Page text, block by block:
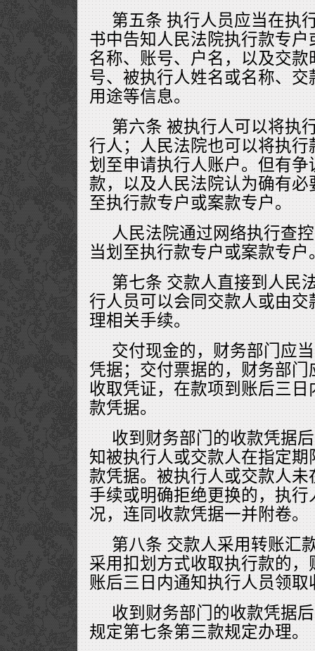
第五条 执行人员应当在执
书中告知人民法院执行款专
名称、账号、户名，以及交
号、被执行人姓名或名称、
用途等信息。
第六条 被执行人可以将执
行人；人民法院也可以将执
划至申请执行人账户。但有
款，以及人民法院认为确有
至执行款专户或案款专户。
人民法院通过网络执行查
当划至执行款专户或案款专户
第七条 交款人直接到人民
行人员可以会同交款人或由
理相关手续。
交付现金的，财务部门应
凭据；交付票据的，财务部
收取凭证，在款项到账后三
款凭据。
收到财务部门的收款凭据
知被执行人或交款人在指定
款凭据。被执行人或交款人
手续或明确拒绝更换的，执
况，连同收款凭据一并附卷。
第八条 交款人采用转账汇
采用扣划方式收取执行款的
账后三日内通知执行人员领取
收到财务部门的收款凭据
规定第七条第三款规定办理。